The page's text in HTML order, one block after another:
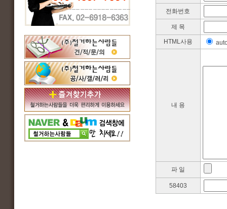
전화번호
제 목
HTML사용
내 용
파 일
58403